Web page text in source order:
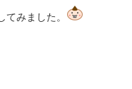
みました。